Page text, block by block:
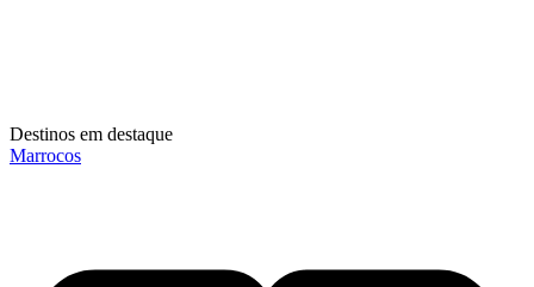
Destinos em destaque
Marrocos